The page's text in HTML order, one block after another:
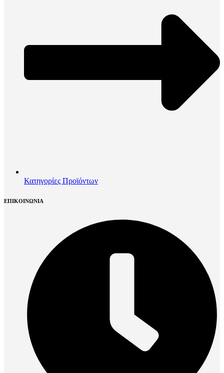
Κατηγορίες Προϊόντων
ΕΠΙΚΟΙΝΩΝΙΑ